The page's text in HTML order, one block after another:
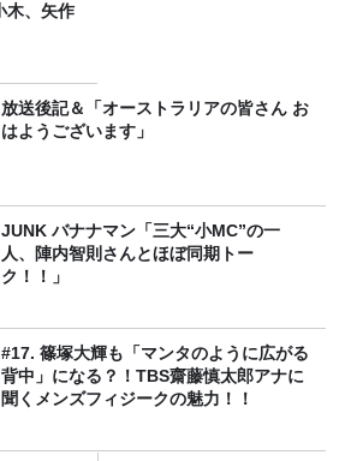
木、矢作
放送後記＆「オーストラリアの皆さん お
はようございます」
JUNK バナナマン「三大“小MC”の一
人、陣内智則さんとほぼ同期トー
ク！！」
#17. 篠塚大輝も「マンタのように広がる
背中」になる？！TBS齋藤慎太郎アナに
聞くメンズフィジークの魅力！！